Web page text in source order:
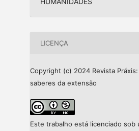
LICENÇA
Copyright (c) 2024 Revista Práxis:
saberes da extensão
Este trabalho está licenciado sob